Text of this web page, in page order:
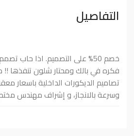
التفاصيل
خصم 50% على التصميم. اذا حاب
فكره في بالك ومحتار شلون تنفذها !!
تصاميم الديكورات الداخلية باسعار
وسرعة بالانجاز، و إشراف مهندس